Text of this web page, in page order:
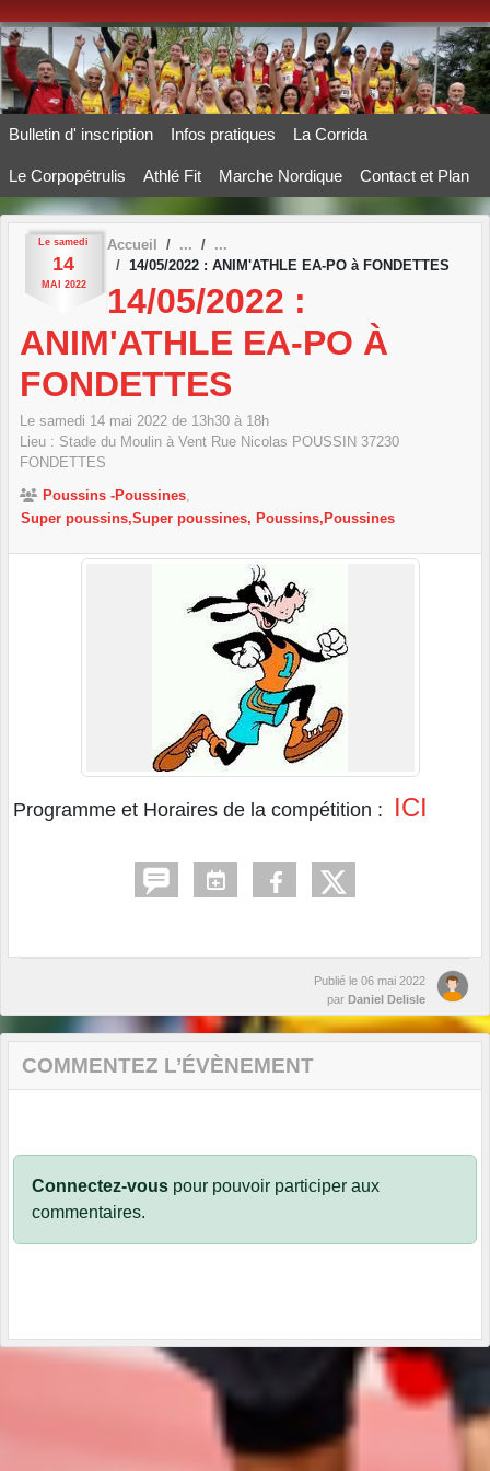
Bulletin d' inscription Infos pratiques La Corrida
Le Corpopétrulis Athlé Fit Marche Nordique Contact et Plan
Le samedi
14
MAI 2022
Accueil
14/05/2022 : ANIM'ATHLE EA-PO à FONDETTES
14/05/2022 :
ANIM'ATHLE EA-PO À
FONDETTES
Le samedi 14 mai 2022 de 13h30 à 18h
Lieu : Stade du Moulin à Vent Rue Nicolas POUSSIN 37230
FONDETTES
Poussins -Poussines
Super poussins,Super poussines, Poussins,Poussines
Programme et Horaires de la compétition : ICI
Publié le 06 mai 2022
par Daniel Delisle
COMMENTEZ L’ÉVÈNEMENT
Connectez-vous pour pouvoir participer aux
commentaires.